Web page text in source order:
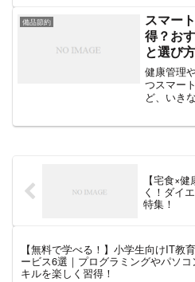
を解決す
す！最近
備品節約
スマー
得？お
と選び
健康管理
つスマー
ど、いき
【宅食×
く！ダイ
特集！
【無料で学べる！】小学生向けIT教
ービス6選｜プログラミングやパソコ
キルを楽しく習得！